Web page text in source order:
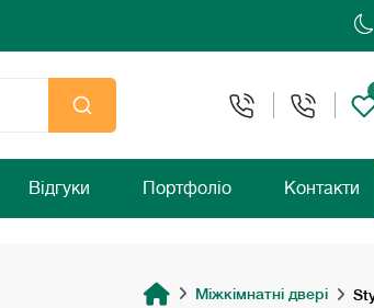
Відгуки Портфоліо Контакти
Міжкімнатні двері